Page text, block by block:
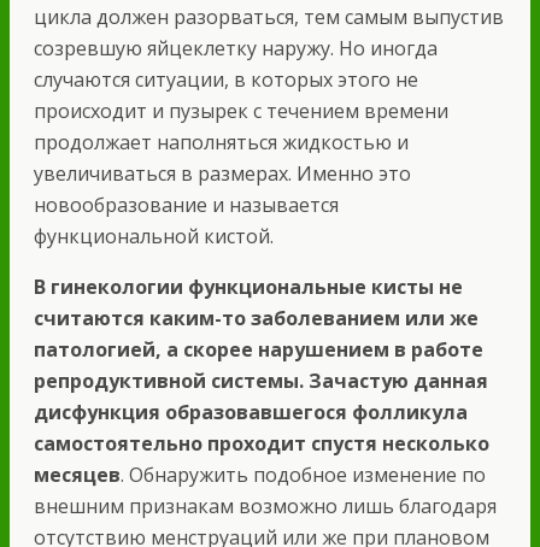
цикла должен разорваться, тем самым выпустив
созревшую яйцеклетку наружу. Но иногда
случаются ситуации, в которых этого не
происходит и пузырек с течением времени
продолжает наполняться жидкостью и
увеличиваться в размерах. Именно это
новообразование и называется
функциональной кистой.
В гинекологии функциональные кисты не
считаются каким-то заболеванием или же
патологией, а скорее нарушением в работе
репродуктивной системы. Зачастую данная
дисфункция образовавшегося фолликула
самостоятельно проходит спустя несколько
месяцев. Обнаружить подобное изменение по
внешним признакам возможно лишь благодаря
отсутствию менструаций или же при плановом